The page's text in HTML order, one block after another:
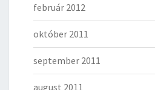
február 2012
október 2011
september 2011
august 2011